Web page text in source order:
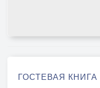
ГОСТЕВАЯ КНИГА